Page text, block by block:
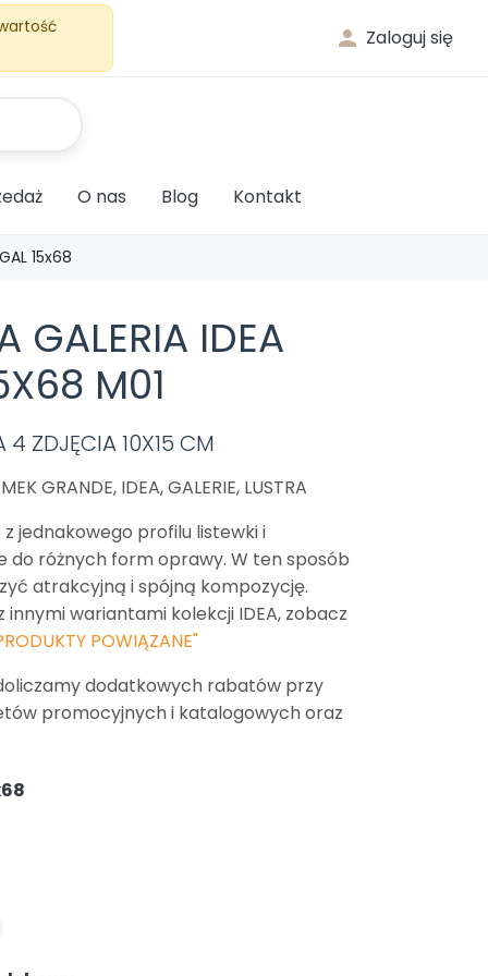
 Zaloguj się
O nas Blog Kontakt
15x68
GALERIA IDEA
M01
4 ZDJĘCIA 10X15 CM
GRANDE, IDEA, GALERIE, LUSTRA
jednakowego profilu listewki i
do różnych form oprawy. W ten sposób
atrakcyjną i spójną kompozycję.
innymi wariantami kolekcji IDEA, zobacz
POWIĄZANE"
dodatkowych rabatów przy
promocyjnych i katalogowych oraz